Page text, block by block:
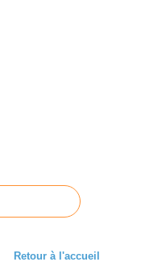
Retour à l'accueil